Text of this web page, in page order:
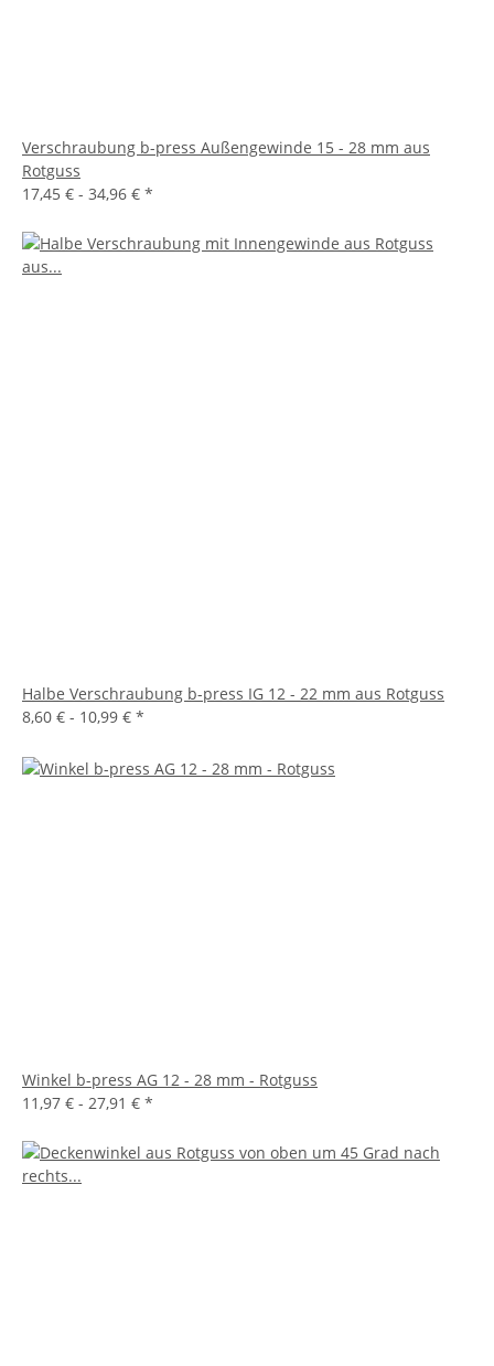
Verschraubung b-press Außengewinde 15 - 28 mm aus
Rotguss
17,45 € - 34,96 € *
Halbe Verschraubung b-press IG 12 - 22 mm aus Rotguss
8,60 € - 10,99 € *
Winkel b-press AG 12 - 28 mm - Rotguss
11,97 € - 27,91 € *